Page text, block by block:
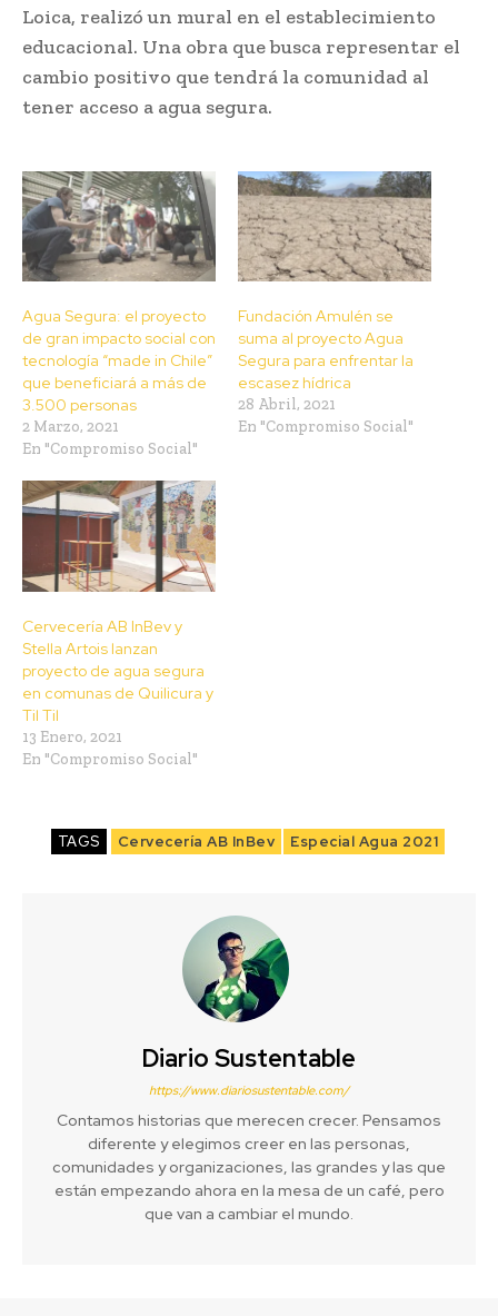
Loica, realizó un mural en el establecimiento
educacional. Una obra que busca representar el
cambio positivo que tendrá la comunidad al
tener acceso a agua segura.
Agua Segura: el proyecto
de gran impacto social con
tecnología “made in Chile”
que beneficiará a más de
3.500 personas
2 Marzo, 2021
En "Compromiso Social"
Fundación Amulén se
suma al proyecto Agua
Segura para enfrentar la
escasez hídrica
28 Abril, 2021
En "Compromiso Social"
Cervecería AB InBev y
Stella Artois lanzan
proyecto de agua segura
en comunas de Quilicura y
Til Til
13 Enero, 2021
En "Compromiso Social"
TAGS Cervecería AB InBev Especial Agua 2021
Diario Sustentable
https://www.diariosustentable.com/
Contamos historias que merecen crecer. Pensamos
diferente y elegimos creer en las personas,
comunidades y organizaciones, las grandes y las que
están empezando ahora en la mesa de un café, pero
que van a cambiar el mundo.